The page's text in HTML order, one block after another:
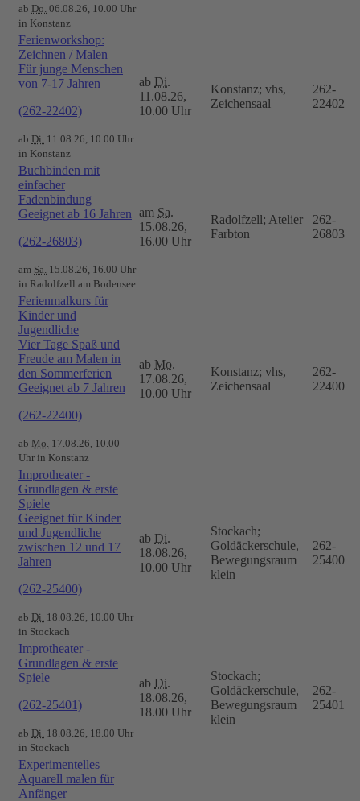
ab Do. 06.08.26, 10.00 Uhr
in Konstanz
Ferienworkshop:
Zeichnen / Malen
Für junge Menschen
von 7-17 Jahren
(262-22402)
ab Di. 11.08.26, 10.00 Uhr
in Konstanz
ab Di.
11.08.26,
10.00 Uhr
Konstanz; vhs,
Zeichensaal
262-
22402
Buchbinden mit
einfacher
Fadenbindung
Geeignet ab 16 Jahren
(262-26803)
am Sa. 15.08.26, 16.00 Uhr
in Radolfzell am Bodensee
am Sa.
15.08.26,
16.00 Uhr
Radolfzell; Atelier
Farbton
262-
26803
Ferienmalkurs für
Kinder und
Jugendliche
Vier Tage Spaß und
Freude am Malen in
den Sommerferien
Geeignet ab 7 Jahren
(262-22400)
ab Mo. 17.08.26, 10.00
Uhr in Konstanz
ab Mo.
17.08.26,
10.00 Uhr
Konstanz; vhs,
Zeichensaal
262-
22400
Improtheater -
Grundlagen & erste
Spiele
Geeignet für Kinder
und Jugendliche
zwischen 12 und 17
Jahren
(262-25400)
ab Di. 18.08.26, 10.00 Uhr
in Stockach
ab Di.
18.08.26,
10.00 Uhr
Stockach;
Goldäckerschule,
Bewegungsraum
klein
262-
25400
Improtheater -
Grundlagen & erste
Spiele
(262-25401)
ab Di. 18.08.26, 18.00 Uhr
in Stockach
ab Di.
18.08.26,
18.00 Uhr
Stockach;
Goldäckerschule,
Bewegungsraum
klein
262-
25401
Experimentelles
Aquarell malen für
Anfänger